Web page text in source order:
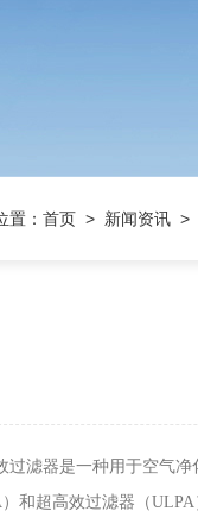
置：首页 > 新闻资讯 >
器是一种用于空气净化
和超高效过滤器（